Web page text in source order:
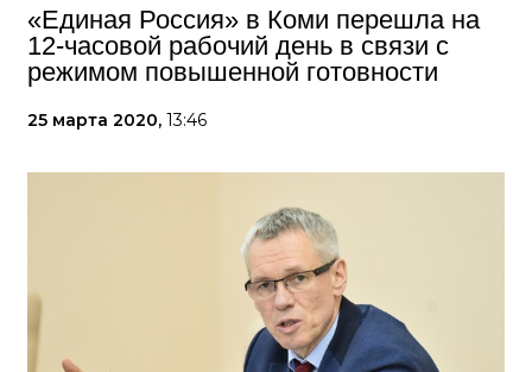
«Единая Россия» в Коми перешла на
12-часовой рабочий день в связи с
режимом повышенной готовности
25 марта 2020, 13:46